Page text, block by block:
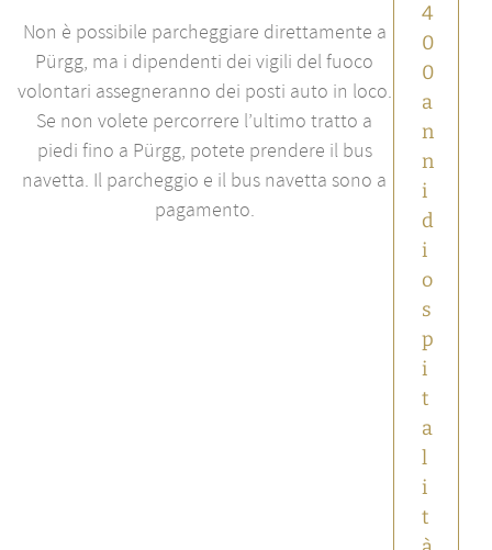
Non è possibile parcheggiare direttamente a
Pürgg, ma i dipendenti dei vigili del fuoco
volontari assegneranno dei posti auto in loco.
Se non volete percorrere l’ultimo tratto a
piedi fino a Pürgg, potete prendere il bus
navetta. Il parcheggio e il bus navetta sono a
pagamento.
Mirabell
IMLAUER
Notizie
4
0
0
a
n
n
i
d
i
o
s
p
i
t
a
l
i
t